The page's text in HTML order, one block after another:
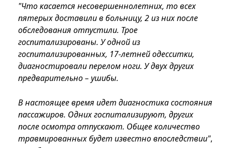
"Что касается несовершеннолетних, то всех
пятерых доставили в больницу, 2 из них после
обследования отпустили. Трое
госпитализированы. У одной из
госпитализированных, 17-летней одесситки,
диагностировали перелом ноги. У двух других
предварительно – ушибы.
В настоящее время идет диагностика состояния
пассажиров. Одних госпитализируют, других
после осмотра отпускают. Общее количество
травмированных будет известно впоследствии",